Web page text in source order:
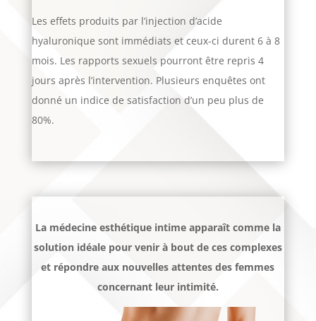
Les effets produits par l’injection d’acide
hyaluronique sont immédiats et ceux-ci durent 6 à 8
mois. Les rapports sexuels pourront être repris 4
jours après l’intervention. Plusieurs enquêtes ont
donné un indice de satisfaction d’un peu plus de
80%.
La médecine esthétique intime apparaît comme la
solution idéale pour venir à bout de ces complexes
et répondre aux nouvelles attentes des femmes
concernant leur intimité.